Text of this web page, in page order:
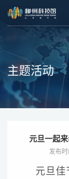
主题活动
元旦一起
发布
元旦佳